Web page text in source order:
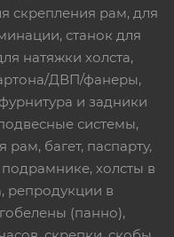
скрепления рам, для
станок для
натяжки холста,
ДВП/фанеры,
и задники
системы,
багет, паспарту,
холсты в
репродукции в
(панно),